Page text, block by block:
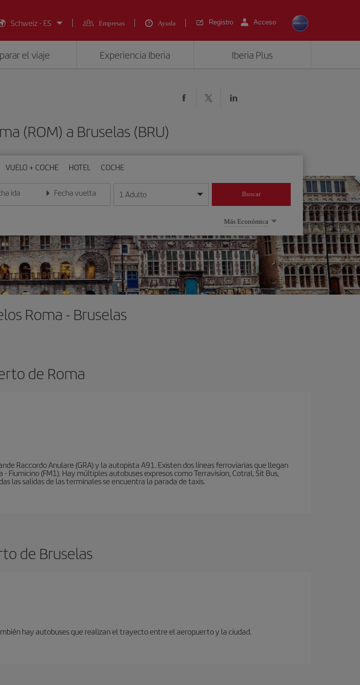
Schweiz - ES
Empresas Ayuda Registro Acceso
el viaje Experiencia Iberia Iberia Plus
(ROM) a Bruselas (BRU)
VUELO + COCHE HOTEL COCHE
ida
la fecha en formato día/mes/año
Fecha vuelta
Introduce la fecha en formato día/mes/año
1 Adulto Buscar
Más Económica
Roma - Bruselas
de Roma
Raccordo Anulare (GRA) y la autopista A91. Existen dos líneas ferroviarias que llegan
Fiumicino (FM1). Hay múltiples autobuses expresos como Terravision, Cotral, Sit Bus,
las salidas de las terminales se encuentra la parada de taxis.
de Bruselas
hay autobuses que realizan el trayecto entre el aeropuerto y la ciudad.